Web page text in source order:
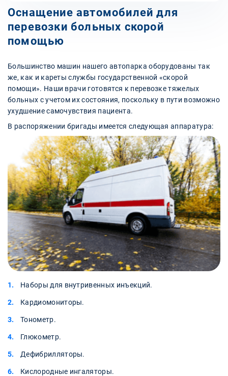
Оснащение автомобилей для
перевозки больных скорой
помощью
Большинство машин нашего автопарка оборудованы так
же, как и кареты службы государственной «скорой
помощи». Наши врачи готовятся к перевозке тяжелых
больных с учетом их состояния, поскольку в пути возможно
ухудшение самочувствия пациента.
В распоряжении бригады имеется следующая аппаратура:
Наборы для внутривенных инъекций.
Кардиомониторы.
Тонометр.
Глюкометр.
Дефибрилляторы.
Кислородные ингаляторы.